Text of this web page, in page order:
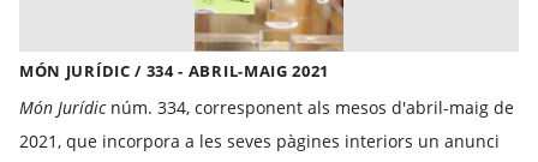
MÓN JURÍDIC / 334 - ABRIL-MAIG 2021
Món Jurídicnúm. 334, corresponent als mesos d'abril-maig de
2021, que incorpora a les seves pàgines interiors un anunci